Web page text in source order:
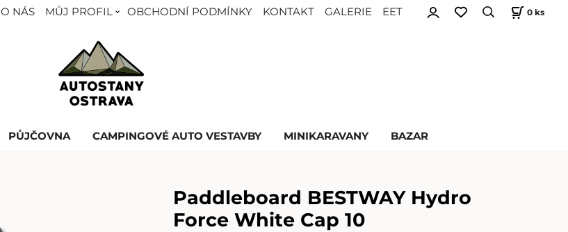
O NÁS MŮJ PROFIL OBCHODNÍ PODMÍNKY KONTAKT GALERIE EET 0 ks
PŮJČOVNA CAMPINGOVÉ AUTO VESTAVBY MINIKARAVANY BAZAR
Paddleboard BESTWAY Hydro
Force White Cap 10